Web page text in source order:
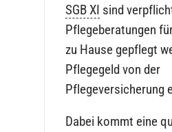
SGB XI sind
Pflegeberatungen
zu Hause gepflegt
Pflegegeld von der
Pflegeversicherung
Dabei kommt eine